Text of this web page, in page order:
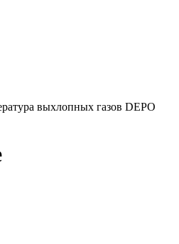
выхлопных газов DEPO